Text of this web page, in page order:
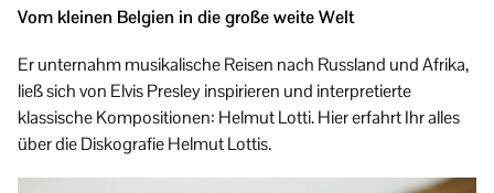
Vom kleinen Belgien in die große weite Welt
Er unternahm musikalische Reisen nach Russland und Afrika,
ließ sich von Elvis Presley inspirieren und interpretierte
klassische Kompositionen: Helmut Lotti. Hier erfahrt Ihr alles
über die Diskografie Helmut Lottis.